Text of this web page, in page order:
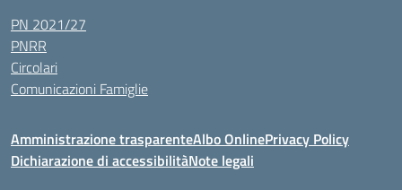
PN 2021/27
PNRR
Circolari
Comunicazioni Famiglie
Amministrazione trasparenteAlbo OnlinePrivacy Policy
Dichiarazione di accessibilitàNote legali